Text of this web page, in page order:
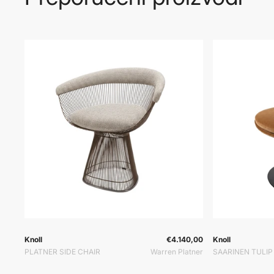
Prodavač:
Knoll
PLATNER SIDE CHAIR
Prodavač:
€4.140,00
Warren Platner
Prodavač:
Knoll
SAARINEN